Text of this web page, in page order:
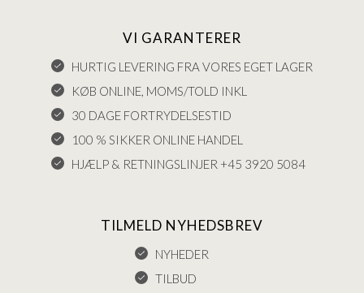
VI GARANTERER
HURTIG LEVERING FRA VORES EGET LAGER
KØB ONLINE, MOMS/TOLD INKL
30 DAGE FORTRYDELSESTID
100 % SIKKER ONLINE HANDEL
HJÆLP & RETNINGSLINJER +45 3920 5084
TILMELD NYHEDSBREV
NYHEDER
TILBUD